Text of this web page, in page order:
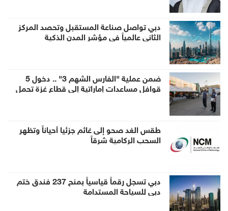
دبي تواصل صناعة المستقبل وتحصد المركز
الثاني عالمياً في مؤشر المدن الذكية
ضمن عملية "الفارس الشهم 3" .. دخول 5
قوافل مساعدات إماراتية إلى قطاع غزة تحمل
1056 طناً من المساعدات الإنسانية
طقس الغد صحو إلى غائم جزئيا أحياناً وتظهر
السحب الركامية شرقاً
دبي تسجل رقماً قياسياً بمنح 237 فندق ختم
دبي للسياحة المستدامة